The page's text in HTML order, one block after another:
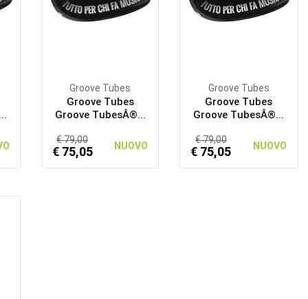
Groove Tubes
Groove Tubes
Groove TubesÂ®...
€ 79,00
€ 75,05 NUOVO
Groove Tubes
Groove Tubes
Groove TubesÂ®...
€ 79,00
€ 75,05 NUOVO